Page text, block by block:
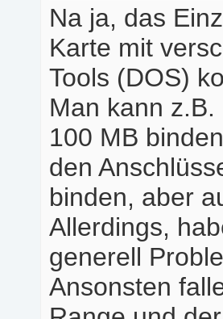
Na ja, das
Karte mit
Tools (DOS)
Man kann
100 MB
den
binden, aber
Allerdings,
generell
Ansonsten